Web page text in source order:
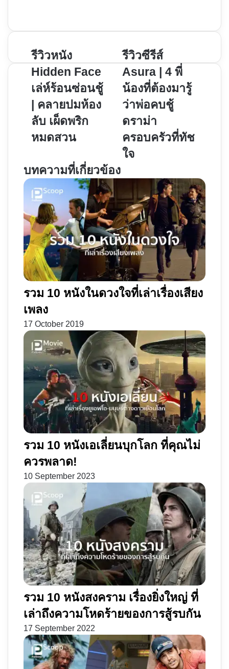
รีวิว
หนัง
Hidden Face เล่ห์
ร้อน
ซ่อน
ชู้
คลาย
ห้อง
ลับ
เผ็ด
พริก
หมด
สวน
รีวิวหนัง
Hidden Face
เล่ห์ร้อนซ่อนชู้
| คลายปมห้อง
ลับ เผ็ดพริก
หมดสวน
รีวิว
ซี
รีส์
Asura
|
4
น้อง
ที่
มา
ว่า
พ่อ
คบชู้
ดราม่า
ครอบครัว
ที่
ทัช
ใจ
รีวิวซีรีส์
Asura | 4 พี่
น้องที่ต้องมารู้
ว่าพ่อคบชู้
ดราม่า
ครอบครัวที่ทัช
ใจ
บทความที่เกี่ยวข้อง
รวม 10 หนังในดวงใจที่เล่าเรื่องเสียง
เพลง
17 October 2019
รวม 10 หนังเอเลี่ยนบุกโลก ที่คุณไม่
ควรพลาด!
10 September 2023
รวม 10 หนังสงคราม เรื่องยิ่งใหญ่ ที่
เล่าถึงความโหดร้ายของการสู้รบกัน
17 September 2022